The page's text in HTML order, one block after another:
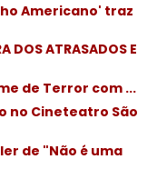
Americano' traz
DOS ATRASADOS E
de Terror com ...
no Cineteatro São
de "Não é uma